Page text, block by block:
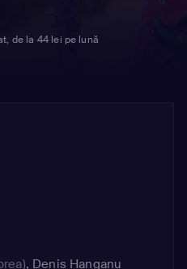
de la 44 lei pe lună
, Denis Hanganu